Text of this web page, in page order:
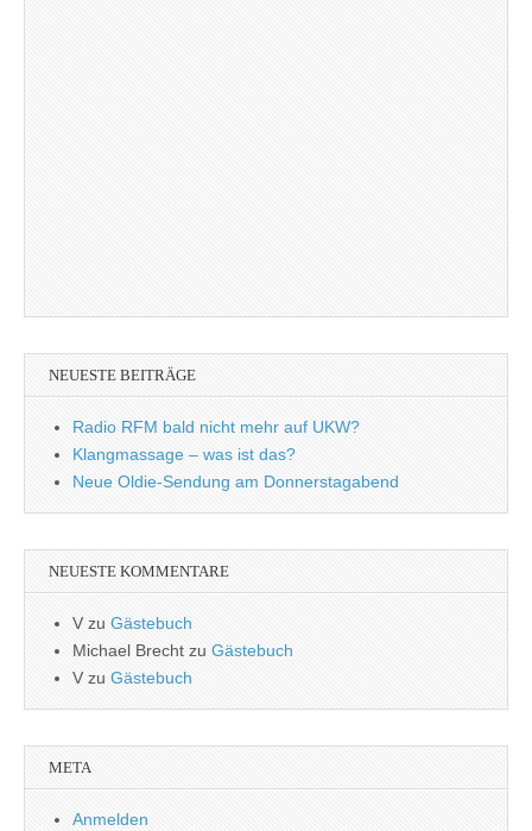
NEUESTE BEITRÄGE
Radio RFM bald nicht mehr auf UKW?
Klangmassage – was ist das?
Neue Oldie-Sendung am Donnerstagabend
NEUESTE KOMMENTARE
V zu Gästebuch
Michael Brecht zu Gästebuch
Vzu Gästebuch
META
Anmelden